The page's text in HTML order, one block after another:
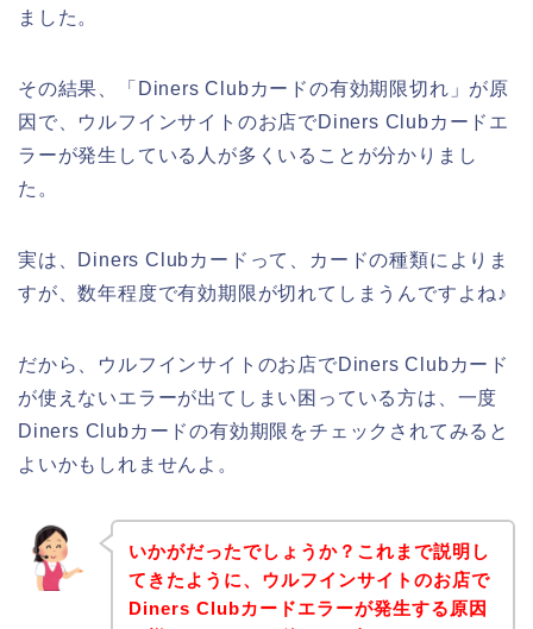
ました。
その結果、「Diners Clubカードの有効期限切れ」が原
因で、ウルフインサイトのお店でDiners Clubカードエ
ラーが発生している人が多くいることが分かりまし
た。
実は、Diners Clubカードって、カードの種類によりま
すが、数年程度で有効期限が切れてしまうんですよね♪
だから、ウルフインサイトのお店でDiners Clubカード
が使えないエラーが出てしまい困っている方は、一度
Diners Clubカードの有効期限をチェックされてみると
よいかもしれませんよ。
いかがだったでしょうか？これまで説明し
てきたように、ウルフインサイトのお店で
Diners Clubカードエラーが発生する原因